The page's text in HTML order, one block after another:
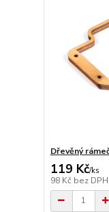
Dřevěný
119 Kč/ks
98 Kč bez DPH